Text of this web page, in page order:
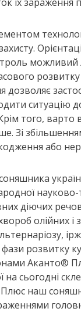
можливий
ситуацію
того, варто
Зі
або
соняшника
діючих
олійних
розвитку
Аканто®
сьогодні
наш